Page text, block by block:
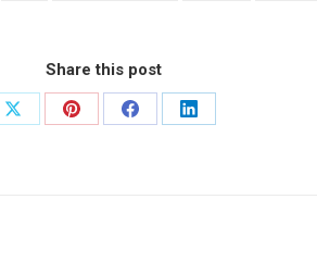
Share this post
Share
Share
Share
Share